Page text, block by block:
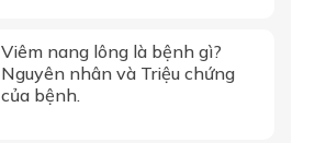
Viêm nang lông là bệnh gì?
Nguyên nhân và Triệu chứng
của bệnh.